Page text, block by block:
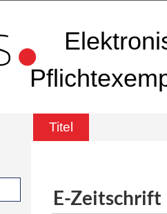
Titel
E-Zeitschrift